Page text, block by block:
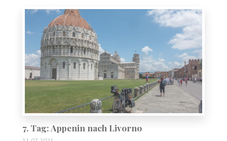
7. Tag: Appenin nach Livorno